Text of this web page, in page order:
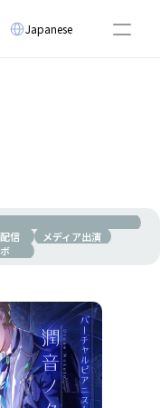
信
メディア出演
Select Language
Japanese